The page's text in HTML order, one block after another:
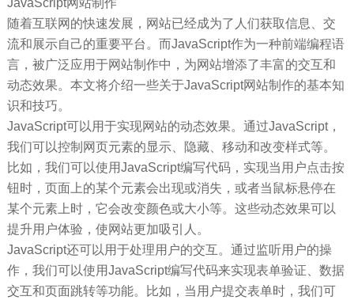
随着互联网的快速发展，网站已经成为了人们获取信息、交
流和展示自己的重要平台。而JavaScript作为一种前端编程语
言，被广泛应用于网站制作中，为网站增添了丰富的交互和
动态效果。本文将介绍一些关于JavaScript网站制作的基本知
识和技巧。
JavaScript可以用于实现网站的动态效果。通过JavaScript，
我们可以控制网页元素的显示、隐藏、移动和改变样式等。
比如，我们可以使用JavaScript编写代码，实现当用户点击按
钮时，页面上的某个元素会出现或消失，或者当鼠标悬停在
某个元素上时，它会改变颜色或大小等。这些动态效果可以
提升用户体验，使网站更加吸引人。
JavaScript还可以用于处理用户的交互。通过监听用户的操
作，我们可以使用JavaScript编写代码来实现表单验证、数据
交互和页面跳转等功能。比如，当用户提交表单时，我们可